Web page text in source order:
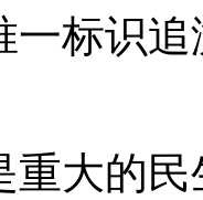
一标识
重大的